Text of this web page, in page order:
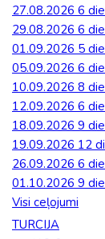
27.08.2026 6
29.08.2026 6
01.09.2026 5
05.09.2026 6
10.09.2026 8
12.09.2026 6
18.09.2026 9
19.09.2026 12
26.09.2026 6
01.10.2026 9
Visi ceļojumi
TURCIJA